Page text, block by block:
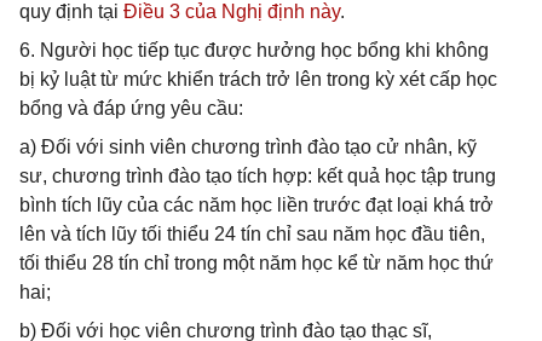
quy định tại Điều 3 của Nghị định này.
6. Người học tiếp tục được hưởng học bổng khi không
bị kỷ luật từ mức khiển trách trở lên trong kỳ xét cấp học
bổng và đáp ứng yêu cầu:
a) Đối với sinh viên chương trình đào tạo cử nhân, kỹ
sư, chương trình đào tạo tích hợp: kết quả học tập trung
bình tích lũy của các năm học liền trước đạt loại khá trở
lên và tích lũy tối thiểu 24 tín chỉ sau năm học đầu tiên,
tối thiểu 28 tín chỉ trong một năm học kể từ năm học thứ
hai;
b) Đối với học viên chương trình đào tạo thạc sĩ,